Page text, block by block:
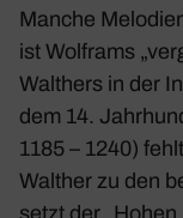
Manche
ist Wolf­rams
Walt­hers in der
dem 14.
1185 – 1240)
Walther zu den
setzt der